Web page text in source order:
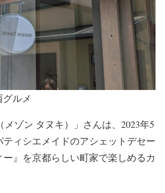
ルメ
メゾン タヌキ）」さんは、2023年5
ティシエメイドのアシェットデセー
』を京都らしい町家で楽しめるカ